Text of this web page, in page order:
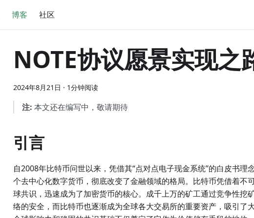
博客 社区
NOTE协议愿景实现之
2024年8月21日 · 1分钟阅读
注: 本文还在编写中，敬请期待
引言
自2008年比特币问世以来，凭借其“点对点电子现金系统”的白皮书理
个去中心化数字货币，彻底改变了金融领域的格局。比特币凭借着不
球共识，迅速成为了加密货币的核心。成千上万的矿工通过竞争性挖
络的安全，而比特币也逐渐成为全球各大交易所的重要资产，吸引了